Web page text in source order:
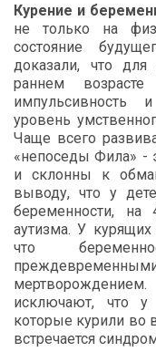
Курение и
не
только на
состояние
доказали, что для
раннем
возрасте
импульсивность
и
уровень
Чаще всего
«непоседы Фила» -
и
склонны к
выводу, что у
беременности, на
аутизма.У курящих
что
мертворождением
исключают, что у
которые курили во
встречается